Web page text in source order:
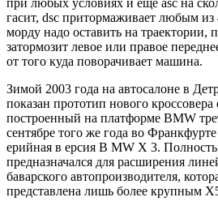
гасит, dsc притормаживает любым из
морду надо оставить на траектории,
затормозит левое или правое
от того куда поворачивает машина.
Зимой 2003 года на автосалоне в
показан прототип нового
построенный на платформе BMW
сентябре того же года во
ерийная в ерсия B MW X 3.
предназначался для расширения
баварского автопроизводителя,
представлена лишь более крупным